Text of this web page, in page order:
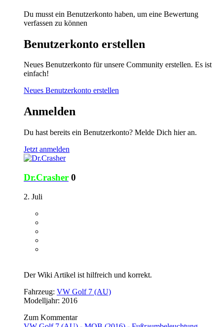
Du musst ein Benutzerkonto haben, um eine Bewertung
verfassen zu können
Benutzerkonto erstellen
Neues Benutzerkonto für unsere Community erstellen. Es ist
einfach!
Neues Benutzerkonto erstellen
Anmelden
Du hast bereits ein Benutzerkonto? Melde Dich hier an.
Jetzt anmelden
Dr.Crasher 0
2. Juli
Der Wiki Artikel ist hilfreich und korrekt.
Fahrzeug: VW Golf 7 (AU)
Modelljahr: 2016
Zum Kommentar